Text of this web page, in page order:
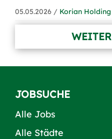
05.05.2026 / Korian
JOBSUCHE
Alle Jobs
Alle Städte